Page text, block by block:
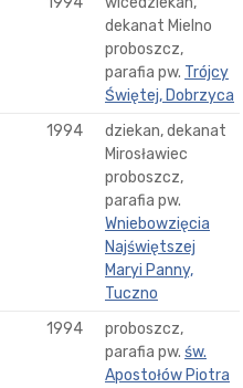
dekanat Mielno
proboszcz,
parafia pw. Trójcy
Świętej, Dobrzyca
1994
dziekan, dekanat
Mirosławiec
proboszcz,
parafia pw.
Wniebowzięcia
Najświętszej
Maryi Panny,
Tuczno
1994
proboszcz,
parafia pw. św.
Apostołów Piotra